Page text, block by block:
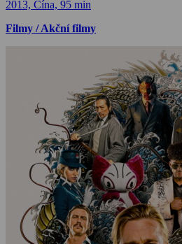
2013, Čína, 95 min
Filmy / Akční filmy